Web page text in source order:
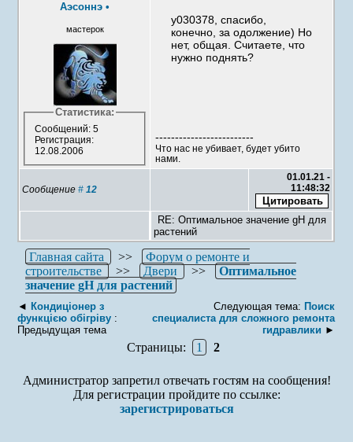
Аэсоннэ •
мастерок
Статистика:
Сообщений: 5
Регистрация:
12.08.2006
y030378, спасибо,
конечно, за одолжение) Но
нет, общая. Считаете, что
нужно поднять?
-------------------------
Что нас не убивает, будет убито
нами.
Сообщение#12
01.01.21 -
11:48:32
RE: Оптимальное значение gH для
растений
Главная сайта >>
Форум о ремонте и
строительстве
>> Двери >>
Оптимальное
значение gH для растений
◄ Кондиціонер з
функцією обігріву :
Предыдущая тема
Следующая тема: Поиск
специалиста для сложного ремонта
гидравлики ►
Страницы: 1 2
Администратор запретил отвечать гостям на сообщения!
Для регистрации пройдите по ссылке:
зарегистрироваться